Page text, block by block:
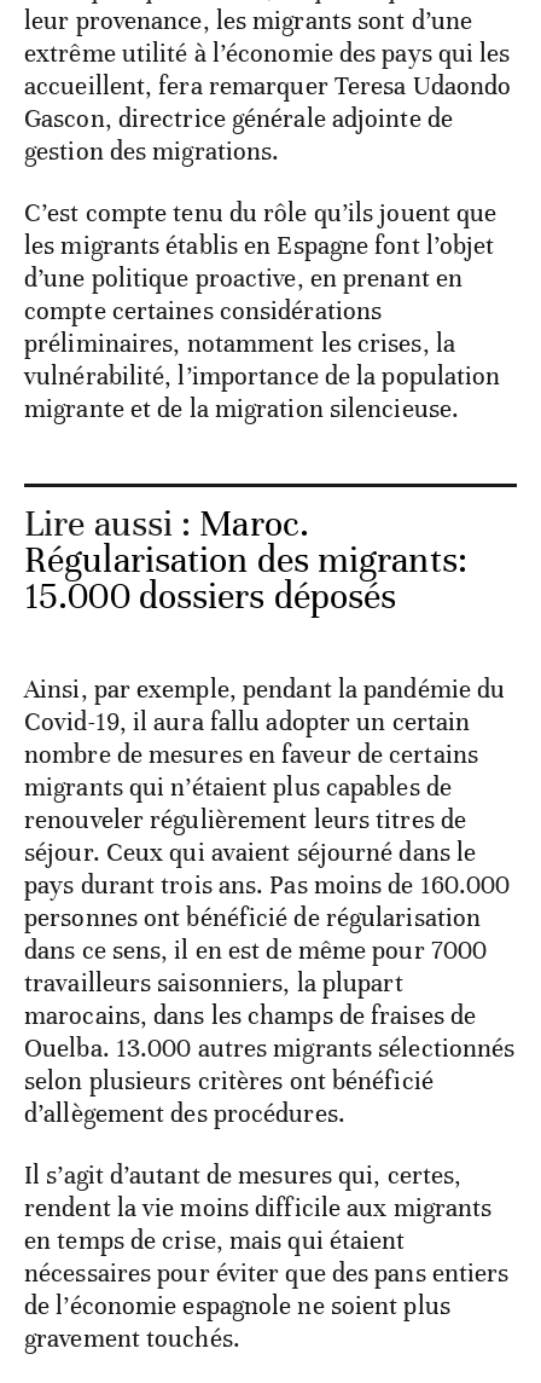
leur provenance, les migrants sont d’une
extrême utilité à l’économie des pays qui les
accueillent, fera remarquer Teresa Udaondo
Gascon, directrice générale adjointe de
gestion des migrations.
C’est compte tenu du rôle qu’ils jouent que
les migrants établis en Espagne font l’objet
d’une politique proactive, en prenant en
compte certaines considérations
préliminaires, notamment les crises, la
vulnérabilité, l’importance de la population
migrante et de la migration silencieuse.
Lire aussi : Maroc.
Régularisation des migrants:
15.000 dossiers déposés
Ainsi, par exemple, pendant la pandémie du
Covid-19, il aura fallu adopter un certain
nombre de mesures en faveur de certains
migrants qui n’étaient plus capables de
renouveler régulièrement leurs titres de
séjour. Ceux qui avaient séjourné dans le
pays durant trois ans. Pas moins de 160.000
personnes ont bénéficié de régularisation
dans ce sens, il en est de même pour 7000
travailleurs saisonniers, la plupart
marocains, dans les champs de fraises de
Ouelba. 13.000 autres migrants sélectionnés
selon plusieurs critères ont bénéficié
d’allègement des procédures.
Il s’agit d’autant de mesures qui, certes,
rendent la vie moins difficile aux migrants
en temps de crise, mais qui étaient
nécessaires pour éviter que des pans entiers
de l’économie espagnole ne soient plus
gravement touchés.